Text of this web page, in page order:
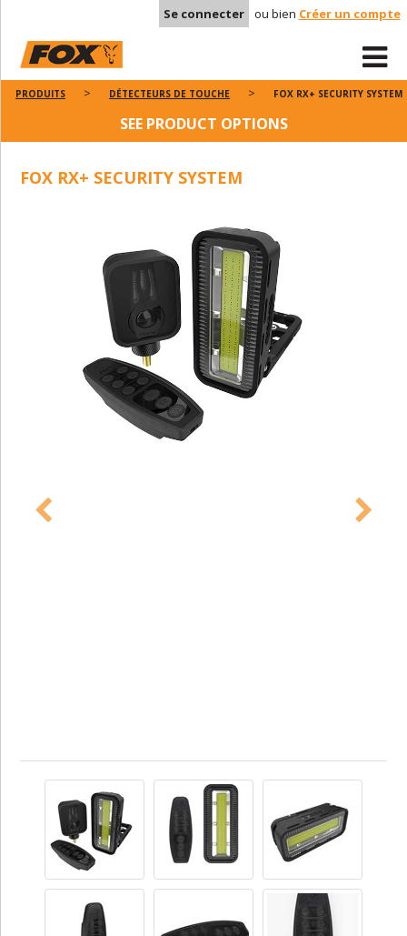
Se connecter ou bien Créer un compte
PRODUITS DÉTECTEURS DE TOUCHE FOX RX+ SECURITY SYSTEM
SEE PRODUCT OPTIONS
FOX RX+ SECURITY SYSTEM